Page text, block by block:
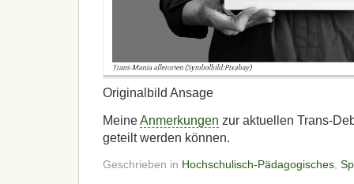
Originalbild Ansage
MeineAnmerkungen zur aktuellen Trans-
geteilt werden können.
Geschrieben in Hochschulisch-Pädagogisches